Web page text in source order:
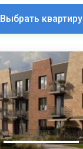
Выбрать квартиру